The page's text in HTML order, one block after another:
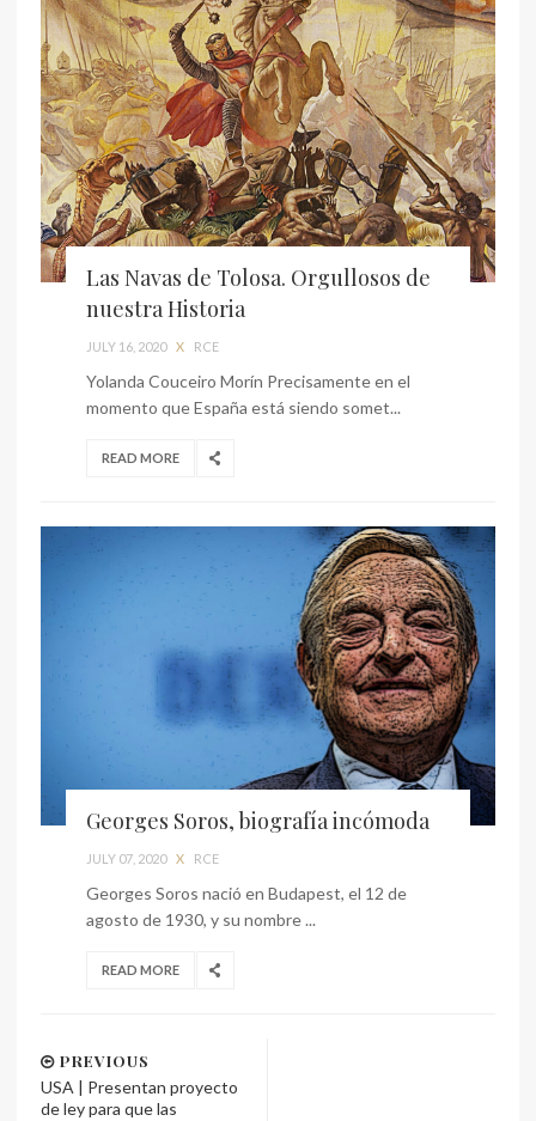
Las Navas de Tolosa. Orgullosos de
nuestra Historia
JULY 16, 2020 X RCE
Yolanda Couceiro Morín Precisamente en el
momento que España está siendo somet...
READ MORE
Georges Soros, biografía incómoda
JULY 07, 2020 X RCE
Georges Soros nació en Budapest, el 12 de
agosto de 1930, y su nombre ...
READ MORE
PREVIOUS
USA | Presentan proyecto
de ley para que las